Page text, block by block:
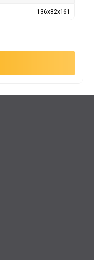
136x82x161